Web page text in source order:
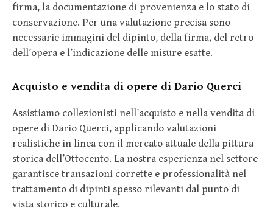
firma, la documentazione di provenienza e lo stato di
conservazione. Per una valutazione precisa sono
necessarie immagini del dipinto, della firma, del retro
dell’opera e l’indicazione delle misure esatte.
Acquisto e vendita di opere di Dario Querci
Assistiamo collezionisti nell’acquisto e nella vendita di
opere di Dario Querci, applicando valutazioni
realistiche in linea con il mercato attuale della pittura
storica dell’Ottocento. La nostra esperienza nel settore
garantisce transazioni corrette e professionalità nel
trattamento di dipinti spesso rilevanti dal punto di
vista storico e culturale.